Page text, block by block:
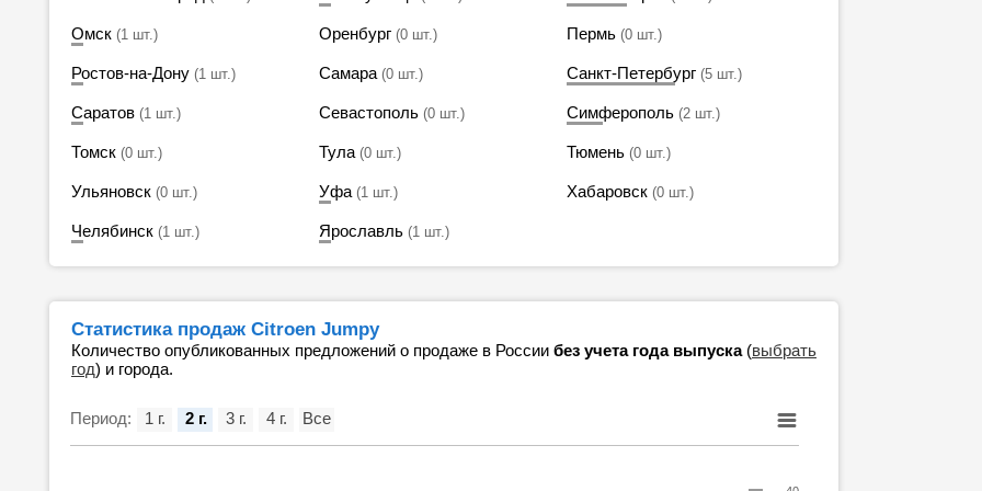
Омск (1 шт.) Оренбург (0 шт.) Пермь (0 шт.)
Ростов-на-Дону (1 шт.) Самара (0 шт.) Санкт-Петербург (5 шт.)
Саратов (1 шт.) Севастополь (0 шт.) Симферополь (2 шт.)
Томск (0 шт.) Тула (0 шт.) Тюмень (0 шт.)
Ульяновск (0 шт.) Уфа (1 шт.) Хабаровск (0 шт.)
Челябинск (1 шт.) Ярославль (1 шт.)
Статистика продаж Citroen Jumpy
Количество опубликованных предложений о продаже в России без учета года выпуска(выбрать
год) и города.
Период: 1 г. 2 г. 3 г. 4 г. Все